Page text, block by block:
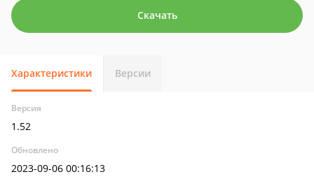
Скачать
Характеристики Версии
Версия
1.52
Обновлено
2023-09-06 00:16:13